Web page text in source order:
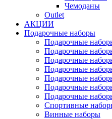
Чемоданы
Outlet
АКЦИИ
Подарочные наборы
Подарочные
Подарочные
Подарочные
Подарочные
Подарочные
Подарочные
Подарочные
Спортивные
Винные наборы